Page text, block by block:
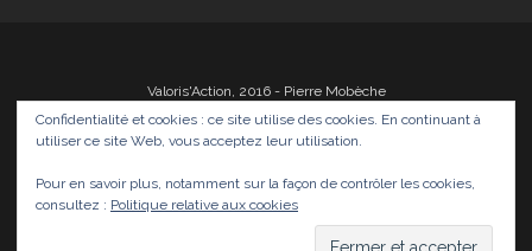
Valoris'Action, 2016 - Pierre Mobèche
Photos Films Divers Infos Médias
Confidentialité et cookies : ce site utilise des cookies. En continuant à
utiliser ce site Web, vous acceptez leur utilisation.
Pour en savoir plus, notamment sur la façon de contrôler les cookies,
consultez : Politique relative aux cookies